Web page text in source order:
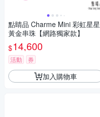
點睛品 Charme Mini 彩虹星星
黃金串珠【網路獨家款】
$14,600
活動 券
加入購物車